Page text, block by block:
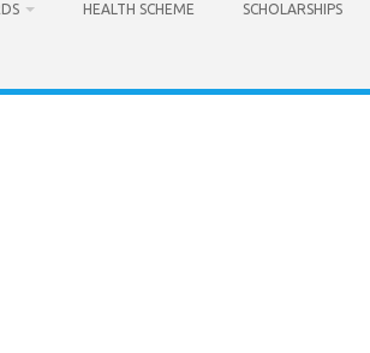
HEALTH SCHEME SCHOLARSHIPS